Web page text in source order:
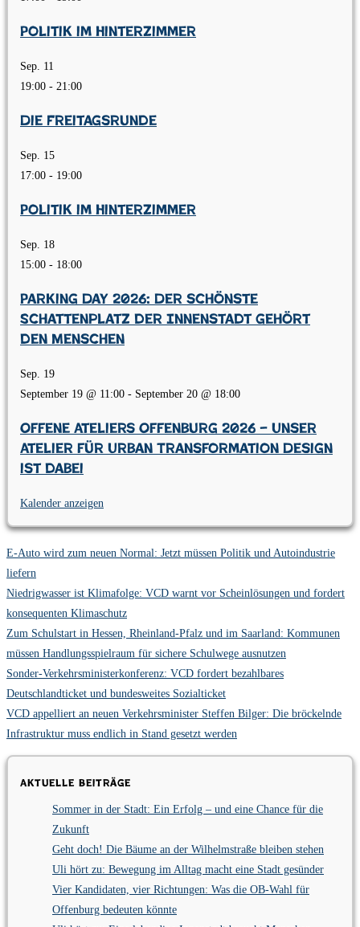
Politik im Hinterzimmer
Sep. 11
19:00 - 21:00
Die Freitagsrunde
Sep. 15
17:00 - 19:00
Politik im Hinterzimmer
Sep. 18
15:00 - 18:00
Parking Day 2026: Der schönste
Schattenplatz der Innenstadt gehört
den Menschen
Sep. 19
September 19 @ 11:00 - September 20 @ 18:00
Offene Ateliers Offenburg 2026 – Unser
Atelier für Urban Transformation Design
ist dabei
Kalender anzeigen
E-Auto wird zum neuen Normal: Jetzt müssen Politik und Autoindustrie
liefern
Niedrigwasser ist Klimafolge: VCD warnt vor Scheinlösungen und fordert
konsequenten Klimaschutz
Zum Schulstart in Hessen, Rheinland-Pfalz und im Saarland: Kommunen
müssen Handlungsspielraum für sichere Schulwege ausnutzen
Sonder-Verkehrsministerkonferenz: VCD fordert bezahlbares
Deutschlandticket und bundesweites Sozialticket
VCD appelliert an neuen Verkehrsminister Steffen Bilger: Die bröckelnde
Infrastruktur muss endlich in Stand gesetzt werden
Aktuelle Beiträge
Sommer in der Stadt: Ein Erfolg – und eine Chance für die
Zukunft
Geht doch! Die Bäume an der Wilhelmstraße bleiben stehen
Uli hört zu: Bewegung im Alltag macht eine Stadt gesünder
Vier Kandidaten, vier Richtungen: Was die OB-Wahl für
Offenburg bedeuten könnte